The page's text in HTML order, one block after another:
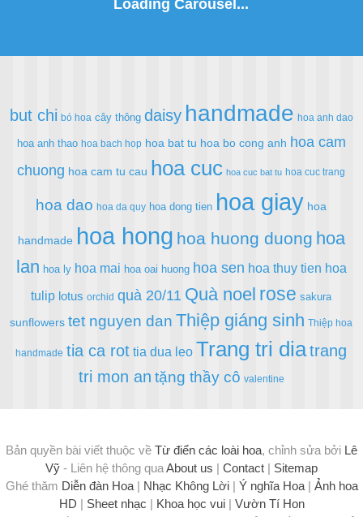
but chi bó hoa cây thông daisy handmade hoa anh dao
hoa anh thao hoa bach hop hoa bat tu hoa bo cong anh hoa cam
chuong hoa cam tu cau hoa cuc hoa cuc bat tu hoa cuc trang
hoa dao hoa da quy hoa dong tien hoa giay hoa
handmade hoa hong hoa huong duong hoa
lan hoa ly hoa mai hoa oai huong hoa sen hoa thuy tien hoa
tulip lotus orchid quà 20/11 Quà noel rose sakura
sunflowers tet nguyen dan Thiệp giáng sinh Thiệp hoa
handmade tia ca rot tia dua leo Trang tri diatrang
tri mon an tặng thầy cô valentine
Bản quyền bài viết thuộc về Từ điển các loài hoa, chỉnh sửa bởi Lê
Vỹ - Liên hệ thông quaAbout us | Contact | Sitemap
Ghé thăm Diễn đàn Hoa| Nhạc Không Lời| Ý nghĩa Hoa| Ảnh hoa
HD | Sheet nhạc | Khoa học vui| Vườn Tí Hon